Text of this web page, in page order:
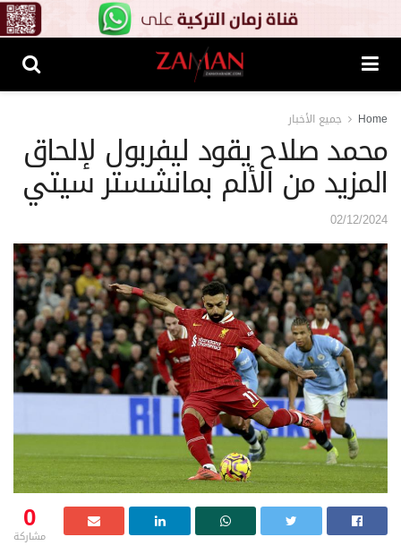
Home جميع الأخبار
محمد صلاح يقود ليفربول لإلحاق
المزيد من الألم بمانشستر سيتي
02/12/2024
0
مشاركة